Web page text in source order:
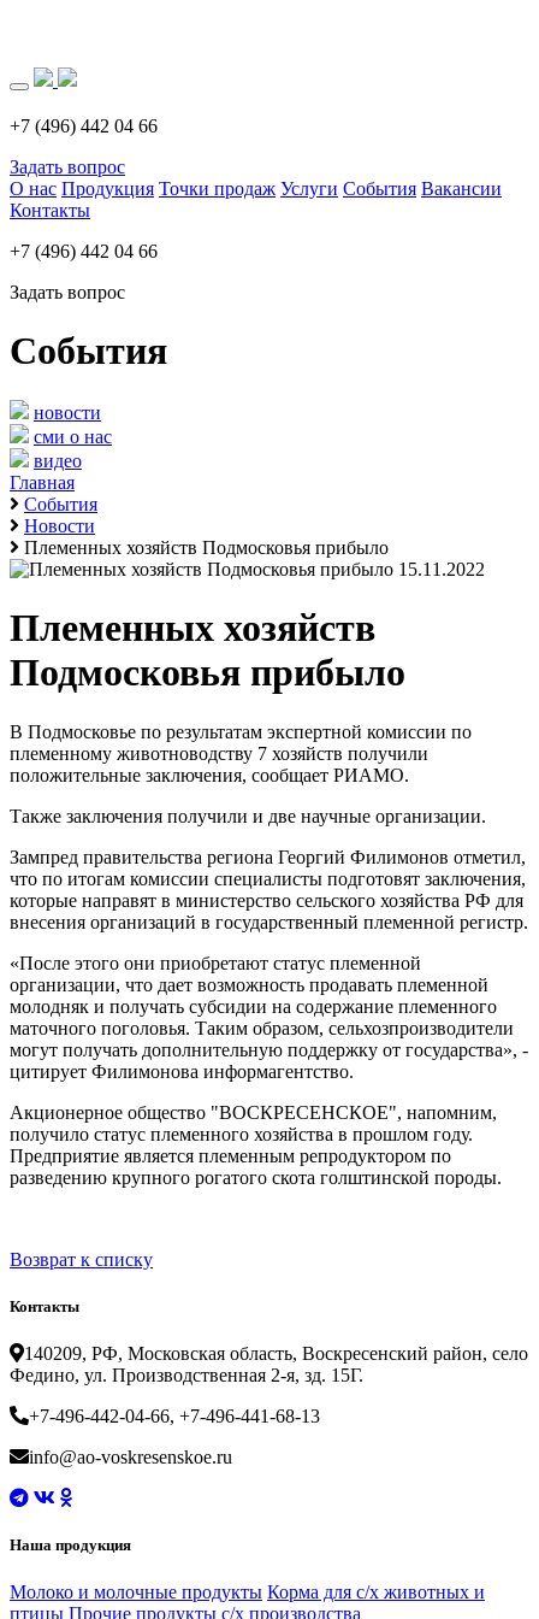
+7 (496) 442 04 66
Задать вопрос
О нас Продукция Точки продаж Услуги События Вакансии
Контакты
+7 (496) 442 04 66
Задать вопрос
События
новости
сми о нас
видео
Главная
События
Новости
Племенных хозяйств Подмосковья прибыло
15.11.2022
Племенных хозяйств
Подмосковья прибыло
В Подмосковье по результатам экспертной комиссии по
племенному животноводству 7 хозяйств получили
положительные заключения, сообщает РИАМО.
Также заключения получили и две научные организации.
Зампред правительства региона Георгий Филимонов отметил,
что по итогам комиссии специалисты подготовят заключения,
которые направят в министерство сельского хозяйства РФ для
внесения организаций в государственный племенной регистр.
«После этого они приобретают статус племенной
организации, что дает возможность продавать племенной
молодняк и получать субсидии на содержание племенного
маточного поголовья. Таким образом, сельхозпроизводители
могут получать дополнительную поддержку от государства», -
цитирует Филимонова информагентство.
Акционерное общество "ВОСКРЕСЕНСКОЕ", напомним,
получило статус племенного хозяйства в прошлом году.
Предприятие является племенным репродуктором по
разведению крупного рогатого скота голштинской породы.
Возврат к списку
Контакты
140209, РФ, Московская область, Воскресенский район, село
Федино, ул. Производственная 2-я, зд. 15Г.
+7-496-442-04-66, +7-496-441-68-13
info@ao-voskresenskoe.ru
Наша продукция
Молоко и молочные продукты Корма для с/х животных и
птицы Прочие продукты с/х производства